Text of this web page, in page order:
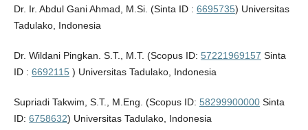
Dr. Ir. Abdul Gani Ahmad, M.Si. (Sinta ID : 6695735) Universitas
Tadulako, Indonesia
Dr. Wildani Pingkan. S.T., M.T. (Scopus ID: 57221969157 Sinta
ID : 6692115) Universitas Tadulako, Indonesia
Supriadi Takwim, S.T., M.Eng. (Scopus ID: 58299900000Sinta
ID: 6758632) Universitas Tadulako, Indonesia